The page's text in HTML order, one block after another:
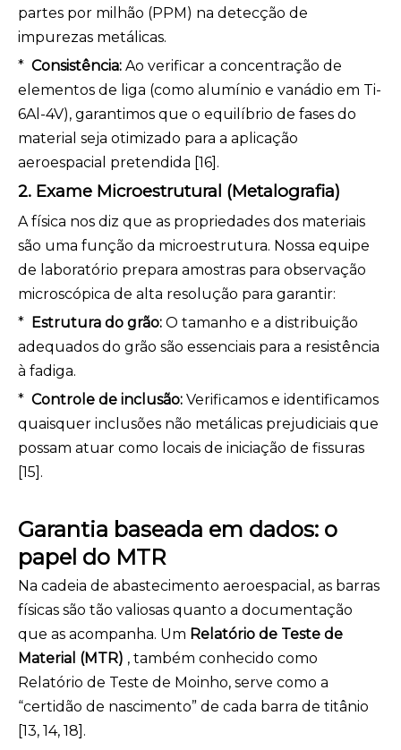
partes por milhão (PPM) na detecção de
impurezas metálicas.
* Consistência: Ao verificar a concentração de
elementos de liga (como alumínio e vanádio em Ti-
6Al-4V), garantimos que o equilíbrio de fases do
material seja otimizado para a aplicação
aeroespacial pretendida [16].
2. Exame Microestrutural (Metalografia)
A física nos diz que as propriedades dos materiais
são uma função da microestrutura. Nossa equipe
de laboratório prepara amostras para observação
microscópica de alta resolução para garantir:
* Estrutura do grão: O tamanho e a distribuição
adequados do grão são essenciais para a resistência
à fadiga.
* Controle de inclusão: Verificamos e identificamos
quaisquer inclusões não metálicas prejudiciais que
possam atuar como locais de iniciação de fissuras
[15].
Garantia baseada em dados: o
papel do MTR
Na cadeia de abastecimento aeroespacial, as barras
físicas são tão valiosas quanto a documentação
que as acompanha. Um Relatório de Teste de
Material (MTR) , também conhecido como
Relatório de Teste de Moinho, serve como a
“certidão de nascimento” de cada barra de titânio
[13, 14, 18].